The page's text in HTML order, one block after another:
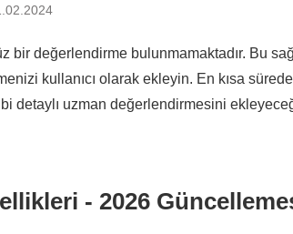
bir değerlendirme bulunmamaktadır. Bu
kullanıcı olarak ekleyin. En kısa sürede
detaylı uzman değerlendirmesini
- 2026